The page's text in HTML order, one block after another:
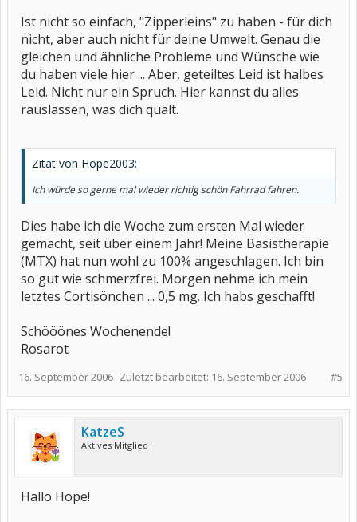
Ist nicht so einfach, "Zipperleins" zu haben - für dich
nicht, aber auch nicht für deine Umwelt. Genau die
gleichen und ähnliche Probleme und Wünsche wie
du haben viele hier ... Aber, geteiltes Leid ist halbes
Leid. Nicht nur ein Spruch. Hier kannst du alles
rauslassen, was dich quält.
Zitat von Hope2003:
Ich würde so gerne mal wieder richtig schön Fahrrad fahren.
Dies habe ich die Woche zum ersten Mal wieder
gemacht, seit über einem Jahr! Meine Basistherapie
(MTX) hat nun wohl zu 100% angeschlagen. Ich bin
so gut wie schmerzfrei. Morgen nehme ich mein
letztes Cortisönchen ... 0,5 mg. Ich habs geschafft!
Schööönes Wochenende!
Rosarot
#5
16. September 2006 Zuletzt bearbeitet: 16. September 2006
KatzeS
Aktives Mitglied
Hallo Hope!